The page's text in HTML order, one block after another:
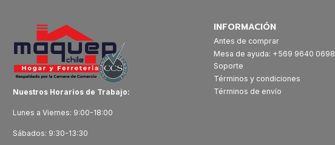
Nuestros Horarios de Trabajo:
Lunes a Viernes: 9:00-18:00
Sábados: 9:30-13:30
INFORMACIÓN
Antes de comprar
Mesa de ayuda: +569 9640 0698
Soporte
Términos y condiciones
Términos de envío